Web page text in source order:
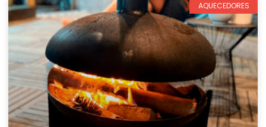
AQUECEDORES